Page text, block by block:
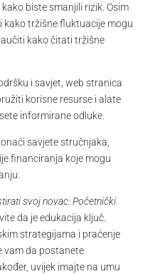
biste smanjili rizik. Osim
kako tržišne fluktuacije mogu
kako čitati tržišne
i savjet, web stranica
korisne resurse i alate
informirane odluke.
savjete stručnjaka,
financiranja koje mogu
svoj novac: Početnički
da je edukacija ključ.
strategijama i praćenje
vam da postanete
uvijek imajte na umu